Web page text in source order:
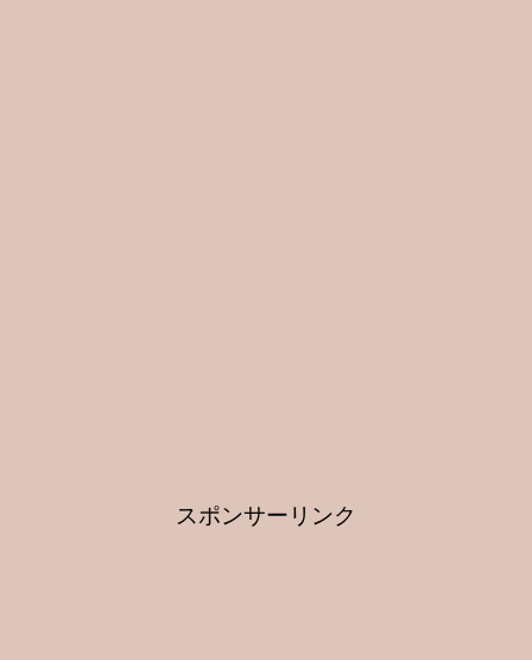
スポンサーリンク